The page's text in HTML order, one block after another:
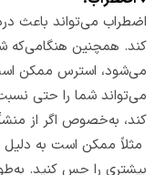
اضطراب می‌تواند باعث
کند. همچنین هنگامی‌که
می‌شود، استرس ممکن است
می‌تواند شما را حتی
کند، به‌خصوص اگر از
مثلاً ممکن است به
بیشتری را حس کنید.